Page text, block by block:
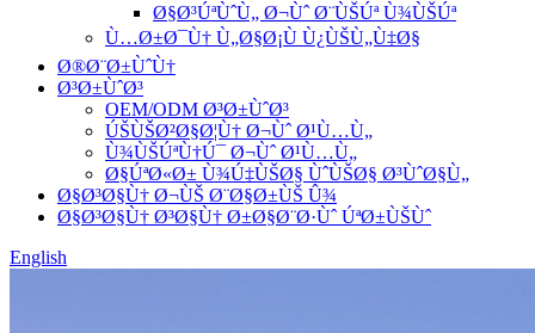
Ø§Ø³ÚªÙˆÙ„ Ø¬Ùˆ Ø¨ÙŠÚª Ù¾ÙŠÚª
Ù…Ø±Ø¯Ù† Ù„Ø§Ø¡Ù Ù¿ÙŠÙ„Ù‡Ø§
Ø®Ø¨Ø±ÙˆÙ†
Ø³Ø±ÙˆØ³
OEM/ODM Ø³Ø±ÙˆØ³
ÚŠÙŠØ²Ø§Ø¦Ù† Ø¬Ùˆ Ø¹Ù…Ù„
Ù¾ÙŠÚªÙ†Ú¯ Ø¬Ùˆ Ø¹Ù…Ù„
Ø§ÚªØ«Ø± Ù¾Ú‡ÙŠØ§ ÙˆÙŠØ§ Ø³ÙˆØ§Ù„
Ø§Ø³Ø§Ù† Ø¬ÙŠ Ø¨Ø§Ø±ÙŠ Û¾
Ø§Ø³Ø§Ù† Ø³Ø§Ù† Ø±Ø§Ø¨Ø·Ùˆ ÚªØ±ÙŠÙˆ
English